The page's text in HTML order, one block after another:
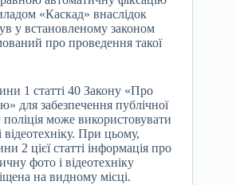
«Каскад» внаслідок
у встановленому законом
про проведення такої
1 статті 40 Закону «Про
для забезпечення публічної
може використовувати
При цьому,
2 цієї статті інформація про
фото і відеотехніку
на видному місці.